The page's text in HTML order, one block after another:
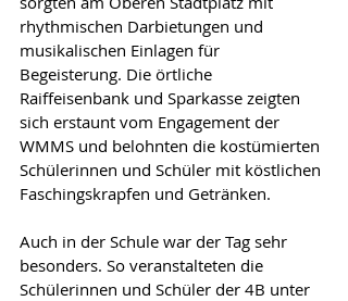
rhythmischen Darbietungen und
musikalischen Einlagen für
Begeisterung. Die örtliche
Raiffeisenbank und Sparkasse zeigten
sich erstaunt vom Engagement der
WMMS und belohnten die kostümierten
Schülerinnen und Schüler mit köstlichen
Faschingskrapfen und Getränken.
Auch in der Schule war der Tag sehr
besonders. So veranstalteten die
Schülerinnen und Schüler der 4B unter